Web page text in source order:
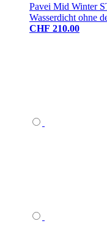
Pavei Mid Winter
Wasserdicht ohne
CHF 210.00